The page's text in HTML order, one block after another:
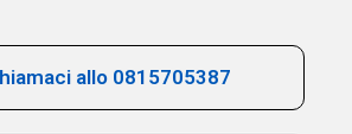
allo 0815705387